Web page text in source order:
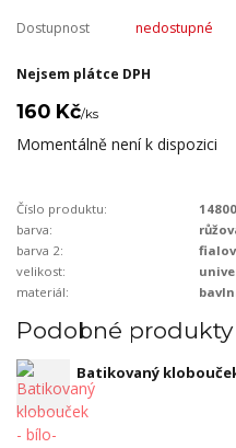
Dostupnost nedostupné
Nejsem plátce DPH
160 Kč/ks
Momentálně není k dispozici
Číslo produktu:
barva:
barva 2:
velikost:
materiál:
Podobné produkty
Batikovaný